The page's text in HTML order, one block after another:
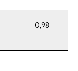
0,98